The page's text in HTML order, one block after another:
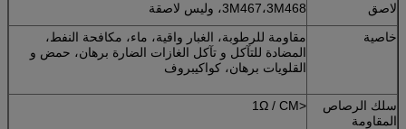
لاصق
3M467،3M468، وليس لاصقة
خاصية
مقاومة للرطوبة، الغبار واقية، ماء، مكافحة النفط،
المضادة للتآكل و تآكل الغازات الضارة برهان، حمض و
القلويات برهان، كواكيبروف
سلك الرصاص
المقاومة
<1Ω / CM